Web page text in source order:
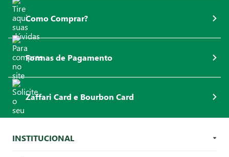
Como Comprar?
Formas de Pagamento
Zaffari Card e Bourbon Card
INSTITUCIONAL